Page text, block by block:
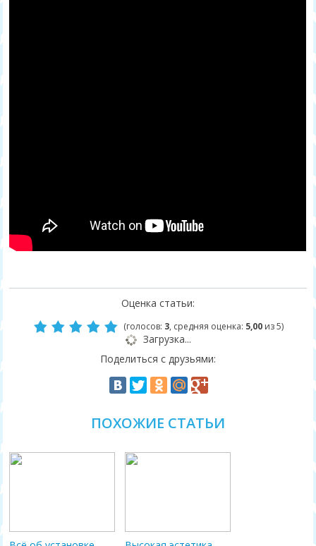
Оценка статьи:
(голосов: 3, средняя оценка: 5,00из 5)
Загрузка...
Поделиться с друзьями:
ПОХОЖИЕ СТАТЬИ